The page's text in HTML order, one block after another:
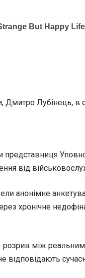
Лубінець, в
представниця
від
хронічне
між
відповідають